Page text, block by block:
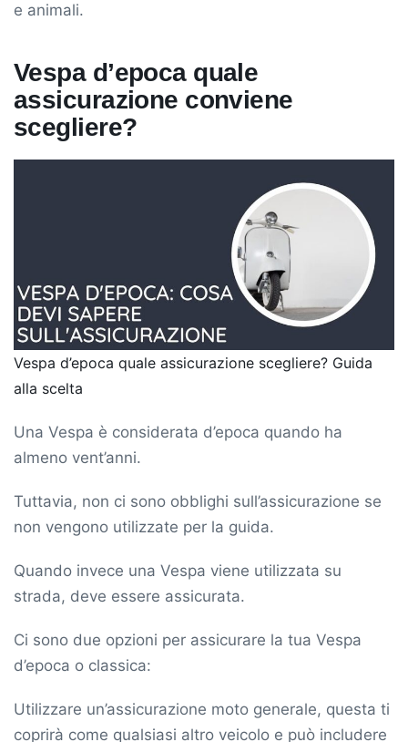
e animali.
Vespa d’epoca quale
assicurazione conviene
scegliere?
Vespa d’epoca quale assicurazione scegliere? Guida
alla scelta
Una Vespa è considerata d’epoca quando ha
almeno vent’anni.
Tuttavia, non ci sono obblighi sull’assicurazione se
non vengono utilizzate per la guida.
Quando invece una Vespa viene utilizzata su
strada, deve essere assicurata.
Ci sono due opzioni per assicurare la tua Vespa
d’epoca o classica:
Utilizzare un’assicurazione moto generale, questa ti
coprirà come qualsiasi altro veicolo e può includere